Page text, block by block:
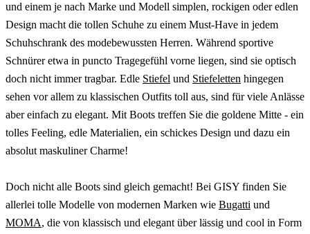
und einem je nach Marke und Modell simplen, rockigen oder edlen
Design macht die tollen Schuhe zu einem Must-Have in jedem
Schuhschrank des modebewussten Herren. Während sportive
Schnürer etwa in puncto Tragegefühl vorne liegen, sind sie optisch
doch nicht immer tragbar. Edle Stiefel und Stiefeletten hingegen
sehen vor allem zu klassischen Outfits toll aus, sind für viele Anlässe
aber einfach zu elegant. Mit Boots treffen Sie die goldene Mitte - ein
tolles Feeling, edle Materialien, ein schickes Design und dazu ein
absolut maskuliner Charme!
Doch nicht alle Boots sind gleich gemacht! Bei GISY finden Sie
allerlei tolle Modelle von modernen Marken wie Bugatti und
MOMA, die von klassisch und elegant über lässig und cool in Form